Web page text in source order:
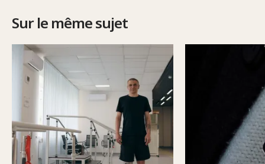
Sur le même sujet